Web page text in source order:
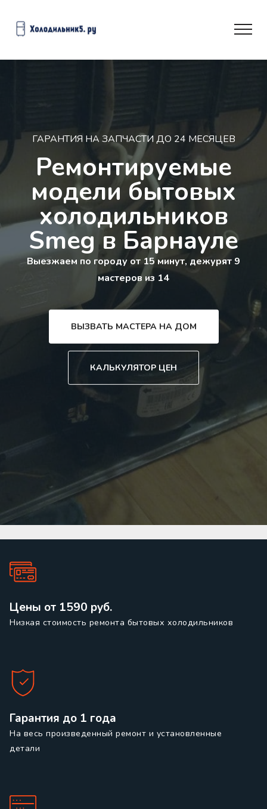
ГАРАНТИЯ НА ЗАПЧАСТИ ДО 24 МЕСЯЦЕВ
Ремонтируемые
модели бытовых
холодильников
Smeg в Барнауле
Выезжаем по городу от 15 минут, дежурят 9
мастеров из 14
ВЫЗВАТЬ МАСТЕРА НА ДОМ
КАЛЬКУЛЯТОР ЦЕН
Цены от 1590 руб.
Низкая стоимость ремонта бытовых холодильников
Гарантия до 1 года
На весь произведенный ремонт и установленные
детали